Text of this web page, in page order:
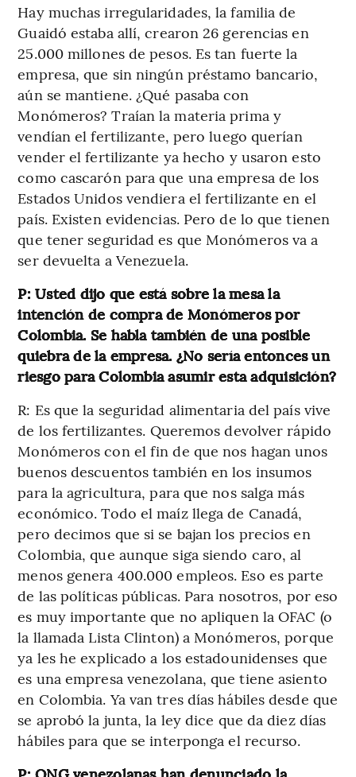
Hay muchas irregularidades, la familia de
Guaidó estaba allí, crearon 26 gerencias en
25.000 millones de pesos. Es tan fuerte la
empresa, que sin ningún préstamo bancario,
aún se mantiene. ¿Qué pasaba con
Monómeros? Traían la materia prima y
vendían el fertilizante, pero luego querían
vender el fertilizante ya hecho y usaron esto
como cascarón para que una empresa de los
Estados Unidos vendiera el fertilizante en el
país. Existen evidencias. Pero de lo que tienen
que tener seguridad es que Monómeros va a
ser devuelta a Venezuela.
P: Usted dijo que está sobre la mesa la
intención de compra de Monómeros por
Colombia. Se habla también de una posible
quiebra de la empresa. ¿No sería entonces un
riesgo para Colombia asumir esta adquisición?
R: Es que la seguridad alimentaria del país vive
de los fertilizantes. Queremos devolver rápido
Monómeros con el fin de que nos hagan unos
buenos descuentos también en los insumos
para la agricultura, para que nos salga más
económico. Todo el maíz llega de Canadá,
pero decimos que si se bajan los precios en
Colombia, que aunque siga siendo caro, al
menos genera 400.000 empleos. Eso es parte
de las políticas públicas. Para nosotros, por eso
es muy importante que no apliquen la OFAC (o
la llamada Lista Clinton) a Monómeros, porque
ya les he explicado a los estadounidenses que
es una empresa venezolana, que tiene asiento
en Colombia. Ya van tres días hábiles desde que
se aprobó la junta, la ley dice que da diez días
hábiles para que se interponga el recurso.